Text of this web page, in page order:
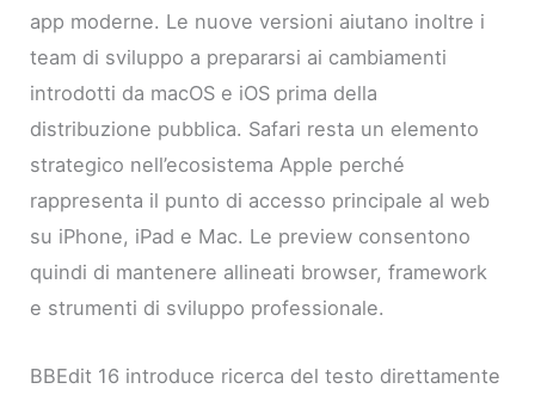
app moderne. Le nuove versioni aiutano inoltre i
team di sviluppo a prepararsi ai cambiamenti
introdotti da macOS e iOS prima della
distribuzione pubblica. Safari resta un elemento
strategico nell’ecosistema Apple perché
rappresenta il punto di accesso principale al web
su iPhone, iPad e Mac. Le preview consentono
quindi di mantenere allineati browser, framework
e strumenti di sviluppo professionale.
BBEdit 16 introduce ricerca del testo direttamente